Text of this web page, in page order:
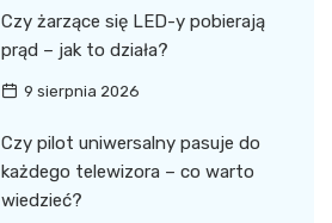
Czy żarzące się LED-y pobierają
prąd – jak to działa?
9 sierpnia 2026
Czy pilot uniwersalny pasuje do
każdego telewizora – co warto
wiedzieć?